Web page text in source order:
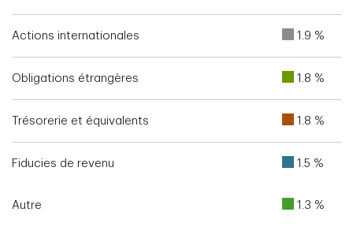
Actions internationales 1.9 %
Obligations étrangères 1.8 %
Trésorerie et équivalents 1.8 %
Fiducies de revenu 1.5 %
Autre 1.3 %